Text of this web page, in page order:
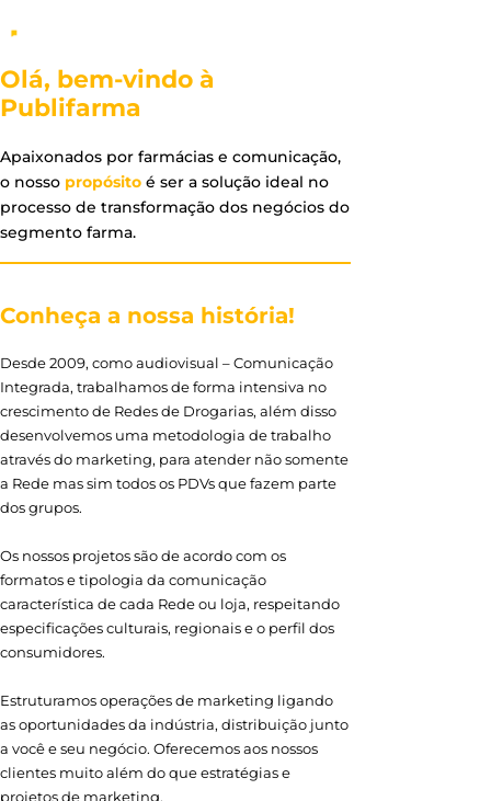
Olá, bem-vindo à
Publifarma
Apaixonados por farmácias e comunicação,
o nosso propósito é ser a solução ideal no
processo de transformação dos negócios do
segmento farma.
Conheça a nossa história!
Desde 2009, como audiovisual – Comunicação
Integrada, trabalhamos de forma intensiva no
crescimento de Redes de Drogarias, além disso
desenvolvemos uma metodologia de trabalho
através do marketing, para atender não somente
a Rede mas sim todos os PDVs que fazem parte
dos grupos.
Os nossos projetos são de acordo com os
formatos e tipologia da comunicação
característica de cada Rede ou loja, respeitando
especificações culturais, regionais e o perfil dos
consumidores.
Estruturamos operações de marketing ligando
as oportunidades da indústria, distribuição junto
a você e seu negócio. Oferecemos aos nossos
clientes muito além do que estratégias e
projetos de marketing.